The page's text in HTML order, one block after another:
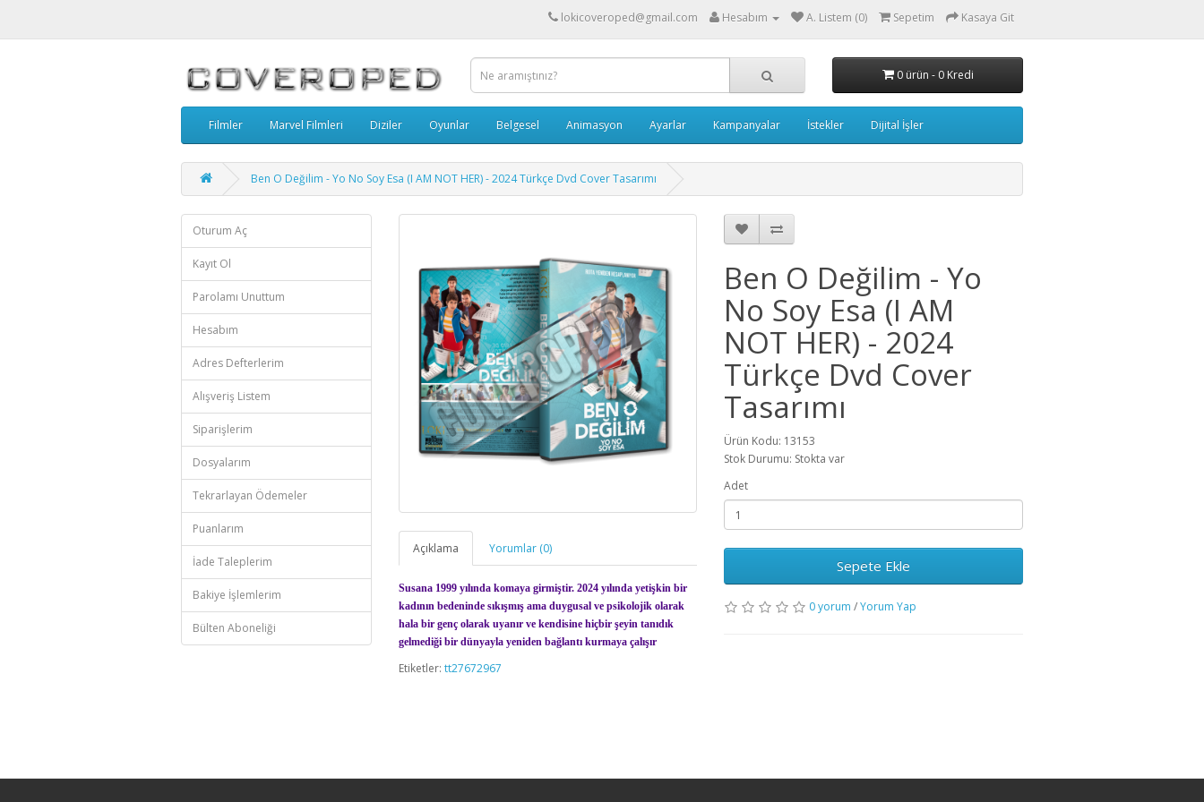
lokicoveroped@gmail.com Hesabım A. Listem (0) Sepetim Kasaya Git
0 ürün - 0 Kredi
Filmler Marvel Filmleri Diziler Oyunlar Belgesel Animasyon Ayarlar Kampanyalar İstekler Dijital İşler
Ben O Değilim - Yo No Soy Esa (I AM NOT HER) - 2024 Türkçe Dvd Cover Tasarımı
Oturum Aç
Kayıt Ol
Parolamı Unuttum
Hesabım
Adres Defterlerim
Alışveriş Listem
Siparişlerim
Dosyalarım
Tekrarlayan Ödemeler
Puanlarım
İade Taleplerim
Bakiye İşlemlerim
Bülten Aboneliği
Açıklama Yorumlar (0)
Susana 1999 yılında komaya girmiştir. 2024 yılında yetişkin bir
kadının bedeninde sıkışmış ama duygusal ve psikolojik olarak
hala bir genç olarak uyanır ve kendisine hiçbir şeyin tanıdık
gelmediği bir dünyayla yeniden bağlantı kurmaya çalışır
Ben O Değilim - Yo
No Soy Esa (I AM
NOT HER) - 2024
Türkçe Dvd Cover
Tasarımı
Ürün Kodu: 13153
Stok Durumu: Stokta var
Adet
Sepete Ekle
0 yorum /Yorum Yap
Etiketler: tt27672967